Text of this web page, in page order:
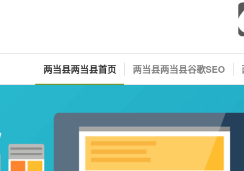
两当县两当县首页 两当县两当县谷歌SEO